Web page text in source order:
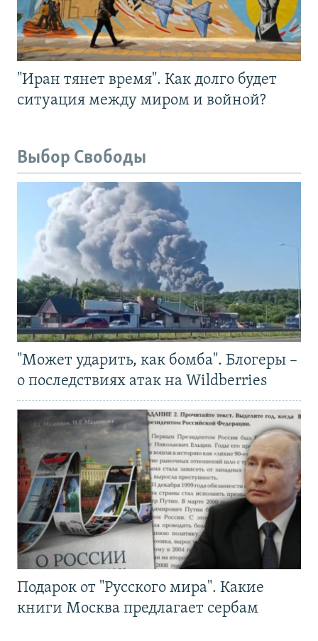
"Иран тянет время". Как долго будет
ситуация между миром и войной?
Выбор Свободы
"Может ударить, как бомба". Блогеры –
о последствиях атак на Wildberries
Подарок от "Русского мира". Какие
книги Москва предлагает сербам